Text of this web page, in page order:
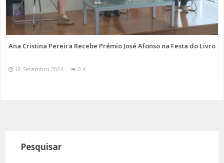
Ana Cristina Pereira Recebe Prémio José Afonso na Festa do Livro
18 Setembro 2024 0 K
Pesquisar